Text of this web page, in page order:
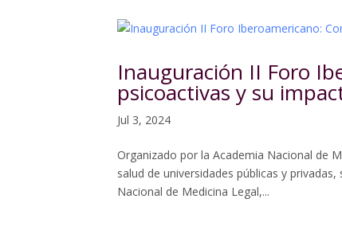
Inauguración II Foro
psicoactivas y su
Jul 3, 2024
Organizado por la Academia Nacional de
salud de universidades públicas y
Nacional de Medicina Legal,...